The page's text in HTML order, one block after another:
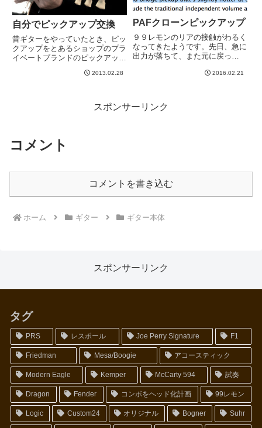
自分でピックアップ交換
昔ギターをやっていたとき、ピッ
クアップをとあるショップのプラ
イベートブランドのピックアップ
店なのかな、、、どうも評判悪い
が細いです。当時は自分の中で...
2013.02.28
PAFクローンピックアップ
９９レモンのリアの接触がわるく
なってきたようです。先日、急に
出力が落ちて、また元に戻っ
た。ついでに、アースの取り方も
感じがしていたのですが、それは
PUが...
2016.02.21
スポンサーリンク
コメント
コメントを書き込む
ホーム ギター ギター本体
スポンサーリンク
タグ
PRS レスポール Joe Perry Signature F1
Friedman Mesa/Boogie アコースティック
Modern Eagle Kemper McCarty 594 試奏
Dragon Fender コンボをヘッド化計画 99レモン
Logic Custom24 オリジナル Bogner Suhr